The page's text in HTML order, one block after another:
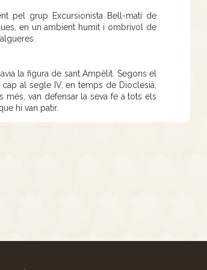
pel grup Excursionista Bell-matí de
en un ambient humit i ombrívol de
la figura de sant Ampèlit. Segons el
al segle IV, en temps de Dioclesià,
més, van defensar la seva fe a tots els
hi van patir.